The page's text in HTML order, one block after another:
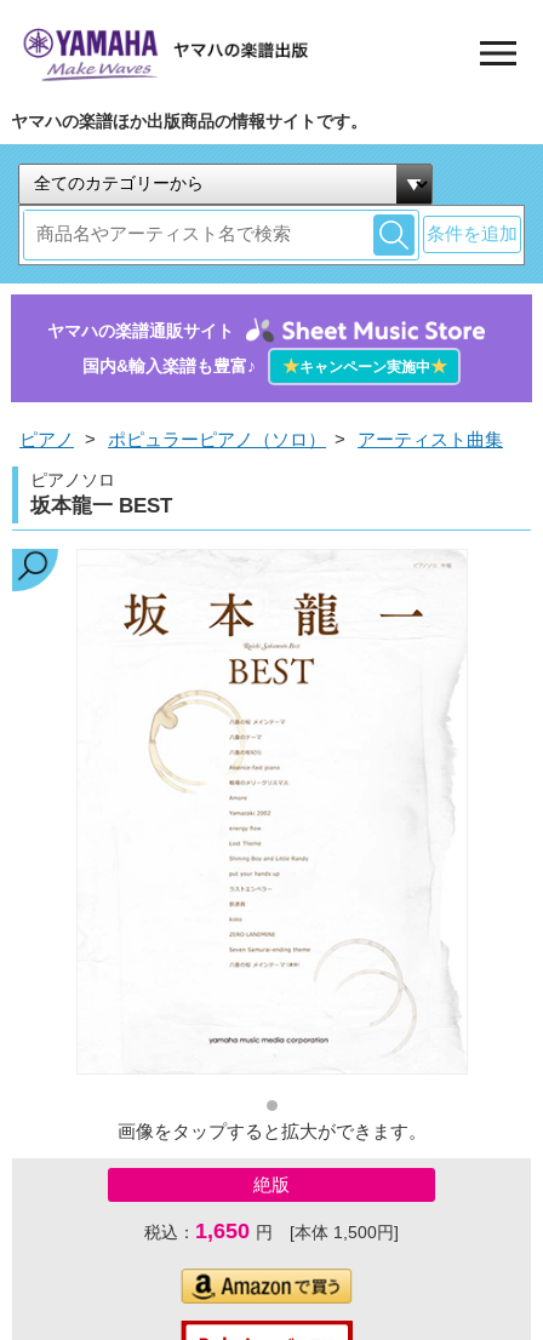
ヤマハの楽譜ほか出版商品の情報サイトです。
条件を追加
ヤマハの楽譜通販サイト
国内&輸入楽譜も豊富♪
★キャンペーン実施中★
ピアノ > ポピュラーピアノ（ソロ） > アーティスト曲集
ピアノソロ
坂本龍一 BEST
画像をタップすると拡大ができます。
絶版
税込： 1,650 円 [本体 1,500円]